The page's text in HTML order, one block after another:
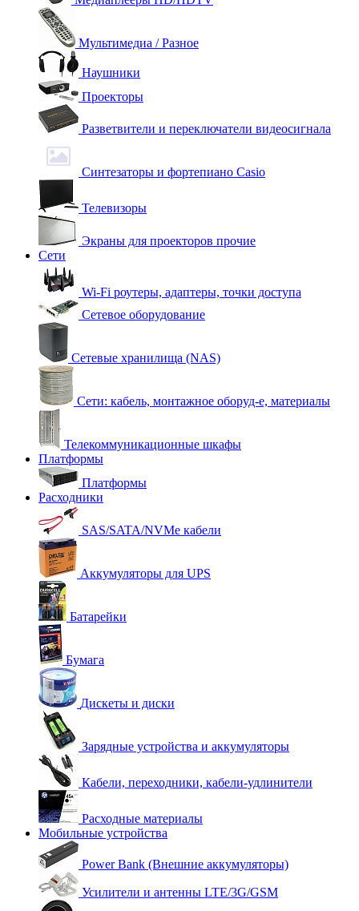
Мультимедиа / Разное
Наушники
Проекторы
Разветвители и переключатели видеосигнала
Синтезаторы и фортепиано Casio
Телевизоры
Экраны для проекторов прочие
Сети
Wi-Fi роутеры, адаптеры, точки доступа
Сетевое оборудование
Сетевые хранилища (NAS)
Сети: кабель, монтажное оборуд-е, материалы
Телекоммуникационные шкафы
Платформы
Платформы
Расходники
SAS/SATA/NVMe кабели
Аккумуляторы для UPS
Батарейки
Бумага
Дискеты и диски
Зарядные устройства и аккумуляторы
Кабели, переходники, кабели-удлинители
Расходные материалы
Мобильные устройства
Power Bank (Внешние аккумуляторы)
Усилители и антенны LTE/3G/GSM